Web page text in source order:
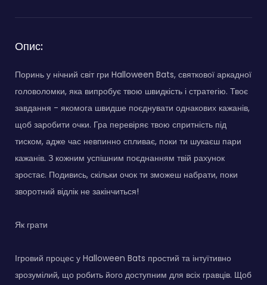
Опис:
Поринь у нічний світ гри Halloween Bats, святкової аркадної
головоломки, яка випробує твою швидкість і стратегію. Твоє
завдання - якомога швидше поєднувати однакових кажанів,
щоб заробити очки. Гра перевіряє твою спритність під
тиском, адже час невпинно спливає, поки ти шукаєш пари
кажанів. З кожним успішним поєднанням твій рахунок
зростає. Подивись, скільки очок ти зможеш набрати, поки
зворотний відлік не закінчиться!
Як грати
Ігровий процес у Halloween Bats простий та інтуїтивно
зрозумілий, що робить його доступним для всіх гравців. Щоб